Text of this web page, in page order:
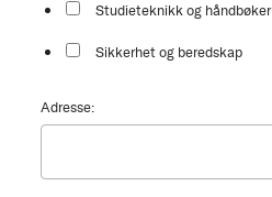
Studieteknikk og håndbøker
Sikkerhet og beredskap
Adresse: